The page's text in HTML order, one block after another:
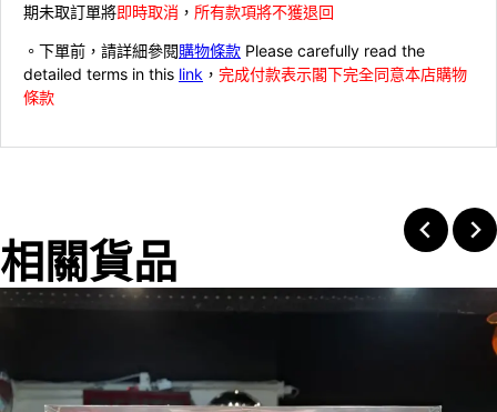
期未取訂單將即時取消 ， 所有款項將不獲退回
。下單前，請詳細參閱購物條款 Please carefully read the
detailed terms in this link ， 完成付款表示閣下完全同意本店購物
條款
相關貨品